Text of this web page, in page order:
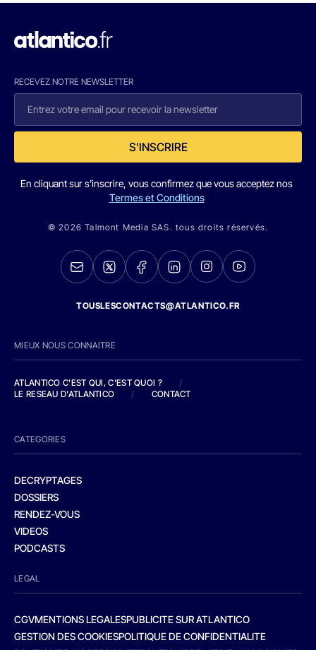
RECEVEZ NOTRE NEWSLETTER
S'INSCRIRE
En cliquant sur s'inscrire, vous confirmez que vous acceptez nos
Termes et Conditions
© 2026 Talmont Media SAS. tous droits réservés.
TOUSLESCONTACTS@ATLANTICO.FR
MIEUX NOUS CONNAITRE
ATLANTICO C'EST QUI, C'EST QUOI ?
/
LE RESEAU D'ATLANTICO
/ CONTACT
CATEGORIES
DECRYPTAGES
DOSSIERS
RENDEZ-VOUS
VIDEOS
PODCASTS
LEGAL
CGVMENTIONS LEGALESPUBLICITE SUR ATLANTICO
GESTION DES COOKIESPOLITIQUE DE CONFIDENTIALITE